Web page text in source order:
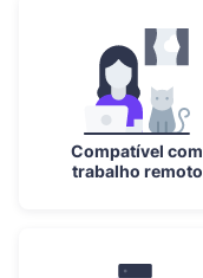
Compatível com
trabalho remoto